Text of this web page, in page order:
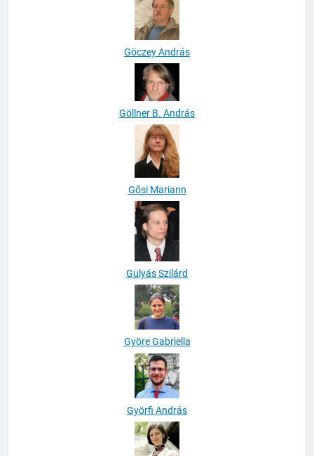
Göczey András
Göllner B. András
Gősi Mariann
Gulyás Szilárd
Györe Gabriella
Györfi András